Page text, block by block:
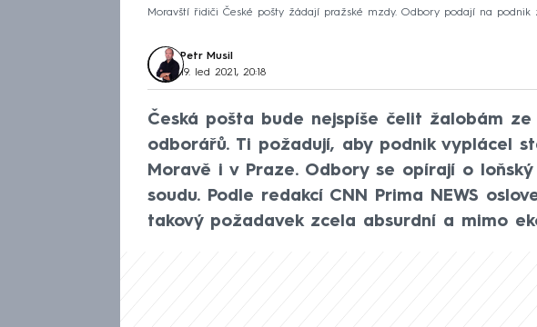
Moravští řidiči České pošty žádají pražské mzdy. Odbory podají na podnik
Petr Musil
19. led 2021, 20:18
Česká pošta bude nejspíše čelit žalobám ze
odborářů. Ti požadují, aby podnik vyplácel
Moravě i v Praze. Odbory se opírají o loňský
soudu. Podle redakcí CNN Prima NEWS
takový požadavek zcela absurdní a mimo